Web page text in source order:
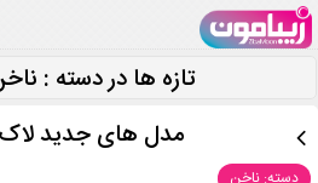
تازه ها در دسته :
مدل های جدید
دسته: ناخن